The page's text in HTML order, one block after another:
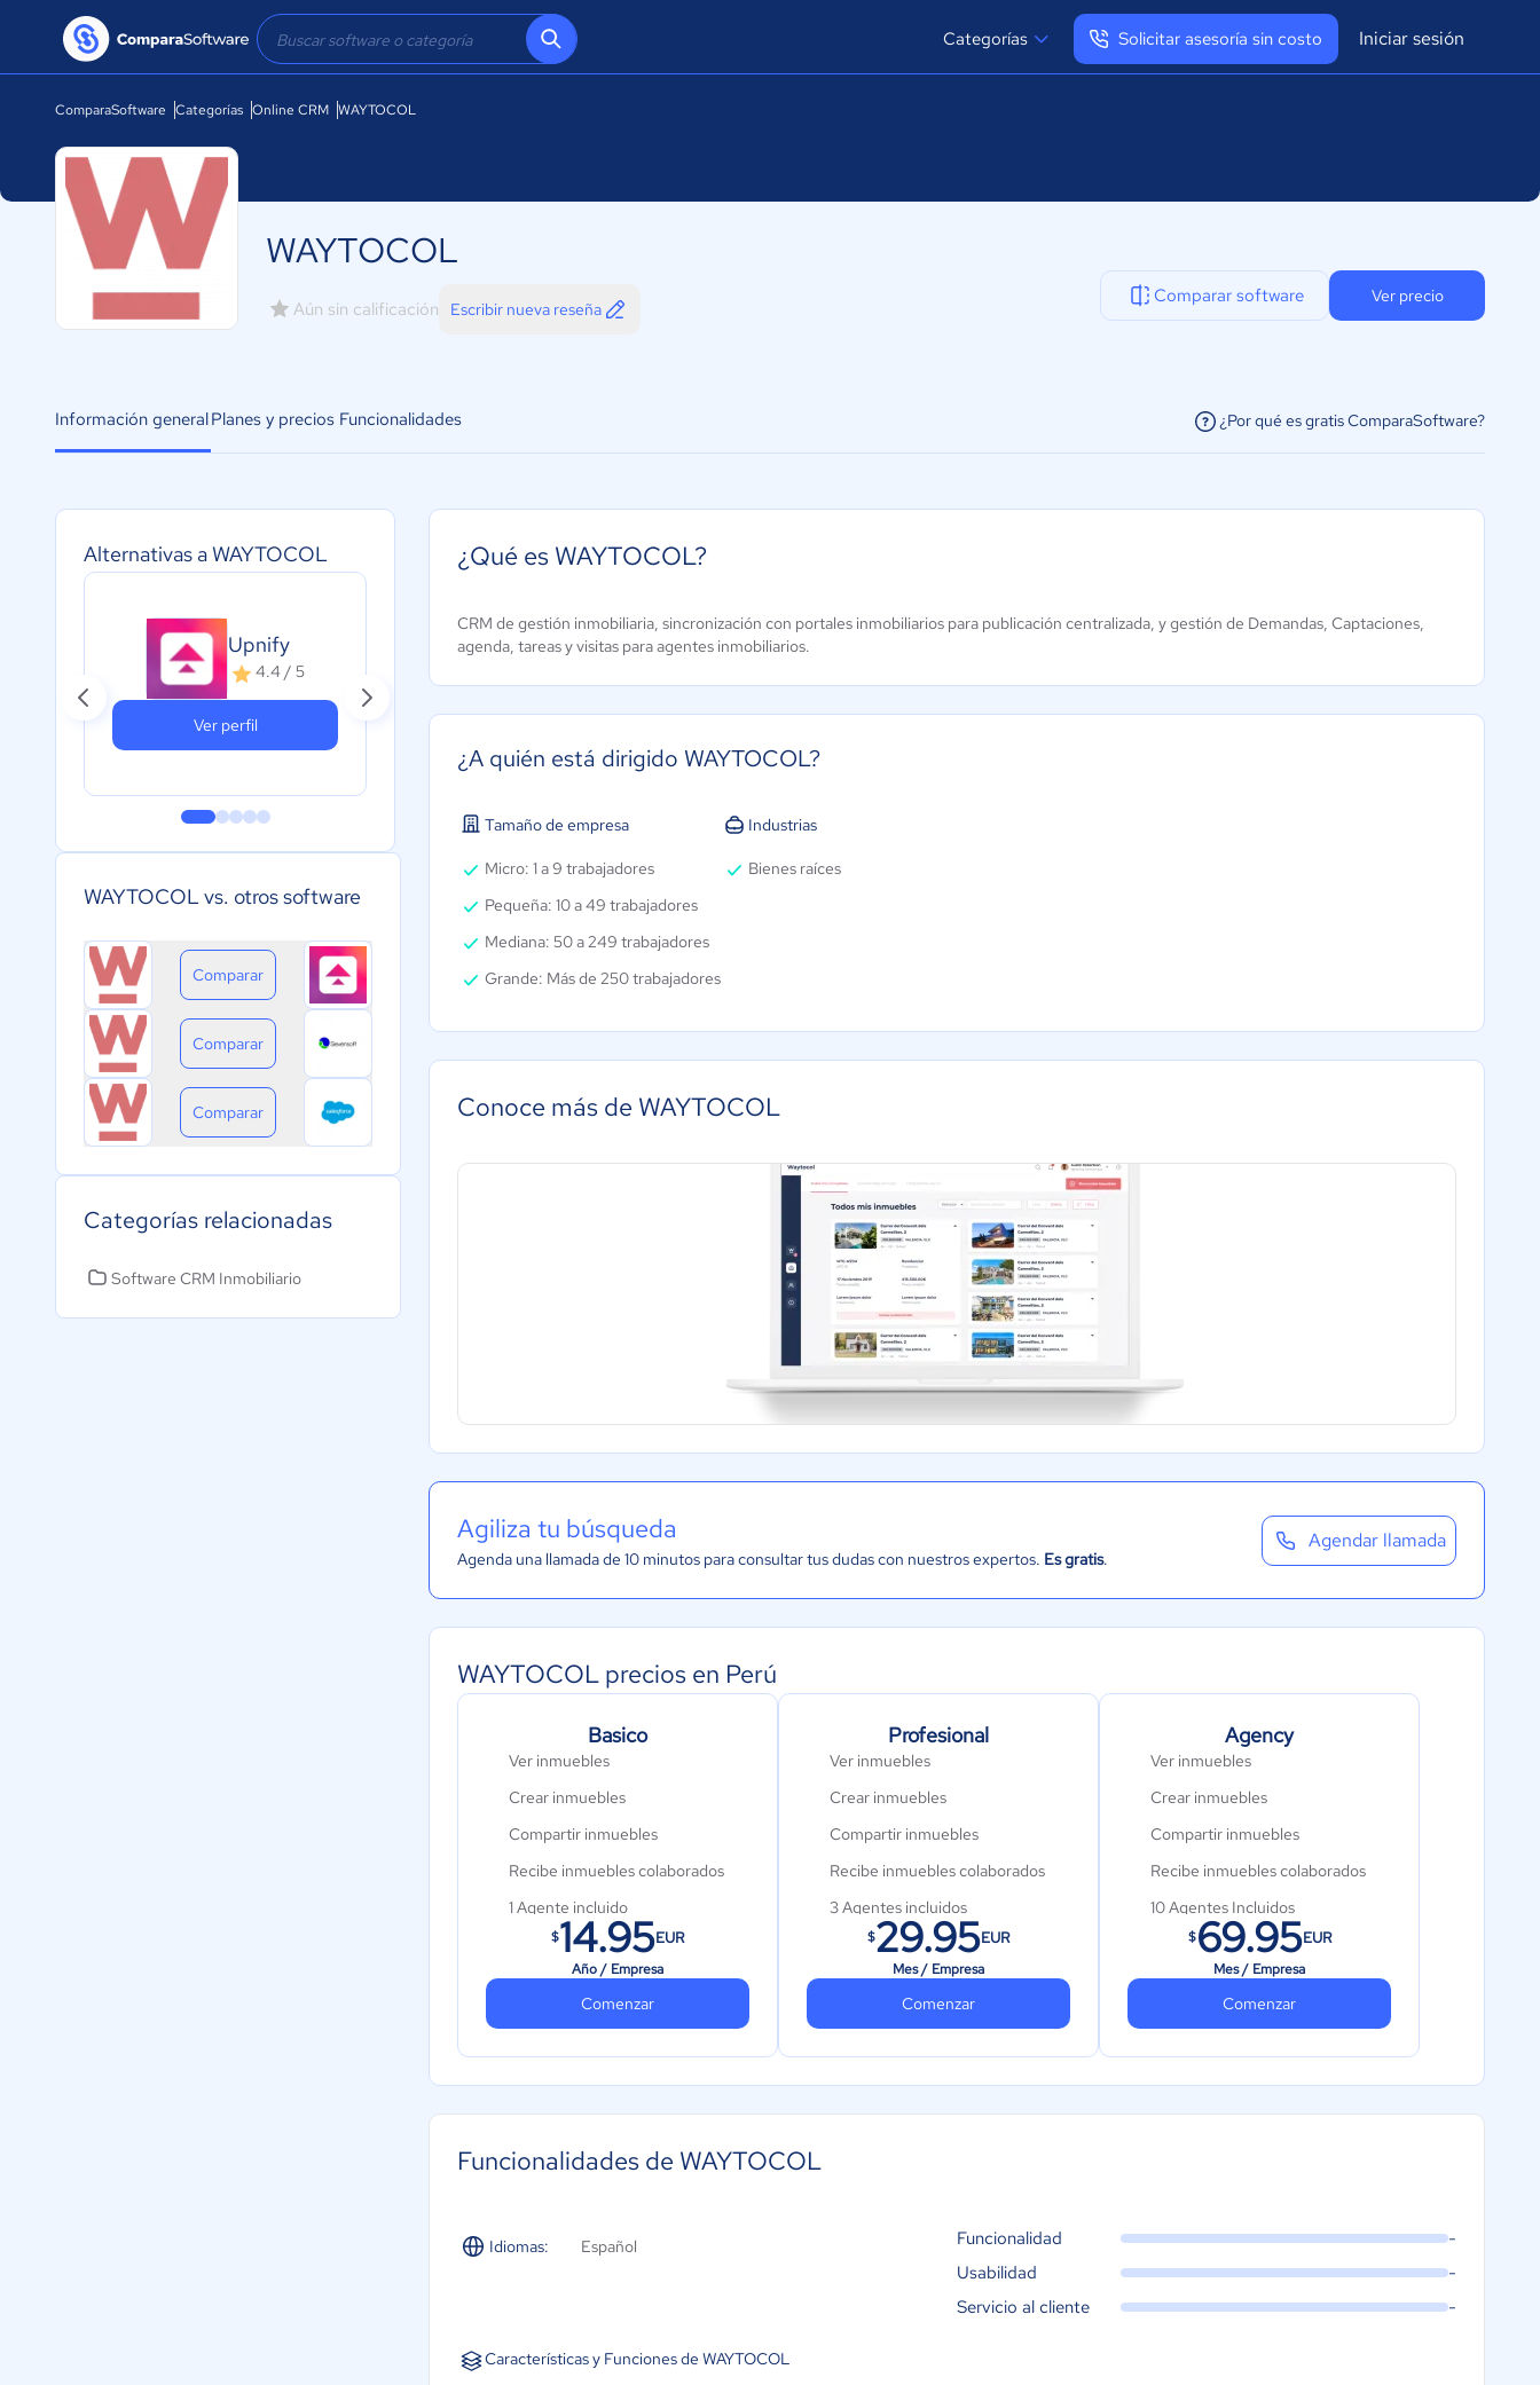
Categorías Solicitar asesoría sin costo Iniciar sesión
ComparaSoftware Categorías Online CRM WAYTOCOL
WAYTOCOL
Aún sin calificación Escribir nueva reseña
Comparar software Ver precio
Información generalPlanes y precios Funcionalidades ¿Por qué es gratis ComparaSoftware?
Alternativas a WAYTOCOL
Upnify
4.4 / 5
Ver perfil
Sievensoft
calificación
Salesforce
CRM
4.3 / 5
Salesforce
4.3 / 5
WAYTOCOL vs. otros software
Comparar
Comparar
Comparar
Categorías relacionadas
Software CRM Inmobiliario
¿Qué es WAYTOCOL?
CRM de gestión inmobiliaria, sincronización con portales inmobiliarios para publicación centralizada, y gestión de Demandas, Captaciones,
agenda, tareas y visitas para agentes inmobiliarios.
¿A quién está dirigido WAYTOCOL?
Tamaño de empresa
Micro: 1 a 9 trabajadores
Pequeña: 10 a 49 trabajadores
Mediana: 50 a 249 trabajadores
Grande: Más de 250 trabajadores
Industrias
Bienes raíces
Conoce más de WAYTOCOL
Agiliza tu búsqueda
Agenda una llamada de 10 minutos para consultar tus dudas con nuestros expertos. Es gratis.
Agendar llamada
WAYTOCOL precios en Perú
Basico
Ver inmuebles
Crear inmuebles
Compartir inmuebles
Recibe inmuebles colaborados
1 Agente incluido
$14.95EUR
Año / Empresa
Comenzar
Profesional
Ver inmuebles
Crear inmuebles
Compartir inmuebles
Recibe inmuebles colaborados
3 Agentes incluidos
Importación Automática de
Inmuebles
Colaboración con redes
Roles y Permisos de Agentes
$29.95EUR
Mes / Empresa
Comenzar
Agency
Ver inmuebles
Crear inmuebles
Compartir inmuebles
Recibe inmuebles colaborados
10 Agentes Incluidos
Importación Automática de
Inmuebles
Colaboración con redes
Roles y Permisos de Agentes
$69.95EUR
Mes / Empresa
Comenzar
Funcionalidades de WAYTOCOL
Idiomas: Español Funcionalidad
-
Usabilidad
-
Servicio al cliente
-
Características y Funciones de WAYTOCOL